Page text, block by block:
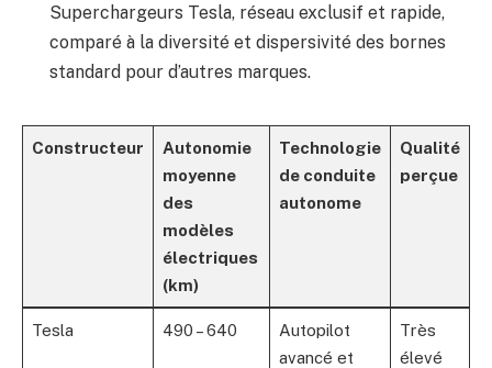
Superchargeurs Tesla, réseau exclusif et rapide,
comparé à la diversité et dispersivité des bornes
standard pour d’autres marques.
Constructeur
Autonomie
moyenne
des
modèles
électriques
(km)
Technologie
de conduite
autonome
Qualité
perçue
Tesla 490 – 640
Autopilot
avancé et
Très
élevé